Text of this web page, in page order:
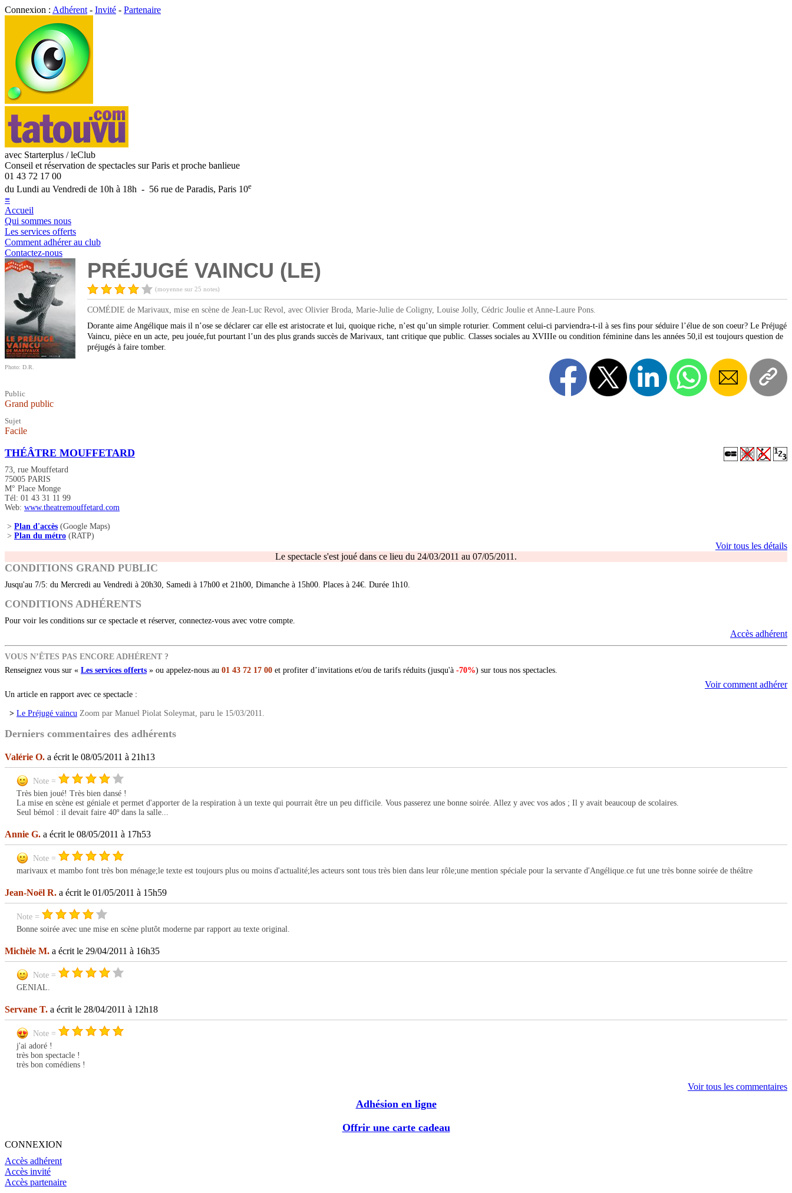
Connexion : Adhérent - Invité - Partenaire
avec Starterplus / leClub
Conseil et réservation de spectacles sur Paris et proche banlieue
01 43 72 17 00
du Lundi au Vendredi de 10h à 18h - 56 rue de Paradis, Paris 10e
≡
Accueil
Qui sommes nous
Les services offerts
Comment adhérer au club
Contactez-nous
Photo: D.R.
Public
Grand public
Sujet
Facile
PRÉJUGÉ VAINCU (LE)
(moyenne sur 25 notes)
COMÉDIE de Marivaux, mise en scène de Jean-Luc Revol, avec Olivier Broda, Marie-Julie de Coligny, Louise Jolly, Cédric Joulie et Anne-Laure Pons.
Dorante aime Angélique mais il n’ose se déclarer car elle est aristocrate et lui, quoique riche, n’est qu’un simple roturier. Comment celui-ci parviendra-t-il à ses fins pour séduire l’élue de son coeur? Le Préjugé
Vaincu, pièce en un acte, peu jouée,fut pourtant l’un des plus grands succès de Marivaux, tant critique que public. Classes sociales au XVIIIe ou condition féminine dans les années 50,il est toujours question de
préjugés à faire tomber.
THÉÂTRE MOUFFETARD
73, rue Mouffetard
75005 PARIS
M° Place Monge
Tél: 01 43 31 11 99
Web: www.theatremouffetard.com
> Plan d'accès (Google Maps)
> Plan du métro (RATP)
Voir tous les détails
Le spectacle s'est joué dans ce lieu du 24/03/2011 au 07/05/2011.
CONDITIONS GRAND PUBLIC
Jusqu'au 7/5: du Mercredi au Vendredi à 20h30, Samedi à 17h00 et 21h00, Dimanche à 15h00. Places à 24€. Durée 1h10.
CONDITIONS ADHÉRENTS
Pour voir les conditions sur ce spectacle et réserver, connectez-vous avec votre compte.
Accès adhérent
VOUS N’ÊTES PAS ENCORE ADHÉRENT ?
Renseignez vous sur « Les services offerts » ou appelez-nous au 01 43 72 17 00 et profiter d’invitations et/ou de tarifs réduits (jusqu'à -70%) sur tous nos spectacles.
Voir comment adhérer
Un article en rapport avec ce spectacle :
> Le Préjugé vaincu Zoom par Manuel Piolat Soleymat, paru le 15/03/2011.
Derniers commentaires des adhérents
Valérie O. a écrit le 08/05/2011 à 21h13
Note =
Très bien joué! Très bien dansé !
La mise en scène est géniale et permet d'apporter de la respiration à un texte qui pourrait être un peu difficile. Vous passerez une bonne soirée. Allez y avec vos ados ; Il y avait beaucoup de scolaires.
Seul bémol : il devait faire 40º dans la salle...
Annie G. a écrit le 08/05/2011 à 17h53
Note =
marivaux et mambo font très bon ménage;le texte est toujours plus ou moins d'actualité;les acteurs sont tous très bien dans leur rôle;une mention spéciale pour la servante d'Angélique.ce fut une très bonne soirée de théâtre
Jean-Noël R. a écrit le 01/05/2011 à 15h59
Note =
Bonne soirée avec une mise en scène plutôt moderne par rapport au texte original.
Michèle M. a écrit le 29/04/2011 à 16h35
Note =
GENIAL.
Servane T. a écrit le 28/04/2011 à 12h18
Note =
j'ai adoré !
très bon spectacle !
très bon comédiens !
Voir tous les commentaires
Adhésion en ligne
Offrir une carte cadeau
CONNEXION
Accès adhérent
Accès invité
Accès partenaire